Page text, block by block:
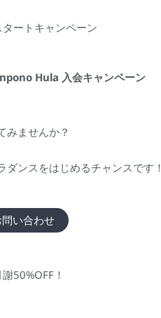
ートキャンペーン
Hula 入会キャンペーン
みませんか？
ンスをはじめるチャンスです！
問い合わせ
50%OFF！